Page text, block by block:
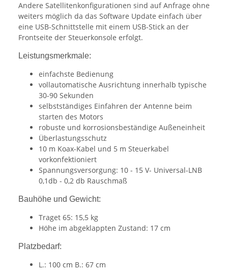
Andere Satellitenkonfigurationen sind auf Anfrage ohne
weiters möglich da das Software Update einfach über
eine USB-Schnittstelle mit einem USB-Stick an der
Frontseite der Steuerkonsole erfolgt.
Leistungsmerkmale:
einfachste Bedienung
vollautomatische Ausrichtung innerhalb typische
30-90 Sekunden
selbstständiges Einfahren der Antenne beim
starten des Motors
robuste und korrosionsbeständige Außeneinheit
Überlastungsschutz
10 m Koax-Kabel und 5 m Steuerkabel
vorkonfektioniert
Spannungsversorgung: 10 - 15 V- Universal-LNB
0,1db - 0,2 db Rauschmaß
Bauhöhe und Gewicht:
Traget 65: 15,5 kg
Höhe im abgeklappten Zustand: 17 cm
Platzbedarf:
L.: 100 cm B.: 67 cm